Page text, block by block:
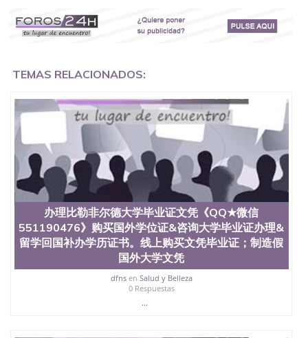
了,成绩不理想毕不了业怎么办551190476找工作没有
文凭怎么办,怎么办理本科/研究生文凭551190476如
毕业证怎么办理551190476国外大学文凭可以打工作
以制作美国毕业证551190476哪里可以办理澳洲毕业
证551190476留学生在哪里可以买假毕业证
551190476哪里可以办理加拿大毕业证551190476申
请学校办理假的毕业证成绩单可以吗551190476哪里
可以办理水印成绩单551190476哪里可以修改成绩单
GPA分数551190476假毕业证能查出来吗551190476
假文凭网上能查到吗551190476 如何拿到国外毕业证
QQ微信551190476办假大学毕业证QQ微信551190476
国外毕业证去哪认证QQ微信551190476找毕业证封皮
QQ微信551190476国外毕业证外壳定制QQ微信
551190476快速代办国外毕业证QQ微信551190476快
速拿到国外文凭QQ微信551190476国外留学文凭认证
QQ微信551190476国外文凭回国认证QQ微信
551190476泰国文凭办理QQ微信551190476法国留学
回国证明QQ微信551190476 国外烫金照片QQ微信
551190476外国文凭在中国有用吗QQ微信551190476
德国留学回国证明QQ微信551190476爱尔兰留学回国
TEMAS RELACIONADOS:
办理比勒非尔德大学毕业证文凭《QQ★微信
551190476》购买国外学位证&咨询大学毕业证办理&
留学回国补办学历证书。线上购买文凭毕业证；制造假
国外大学文凭
dfnsen Salud y Belleza
0 Respuestas
...